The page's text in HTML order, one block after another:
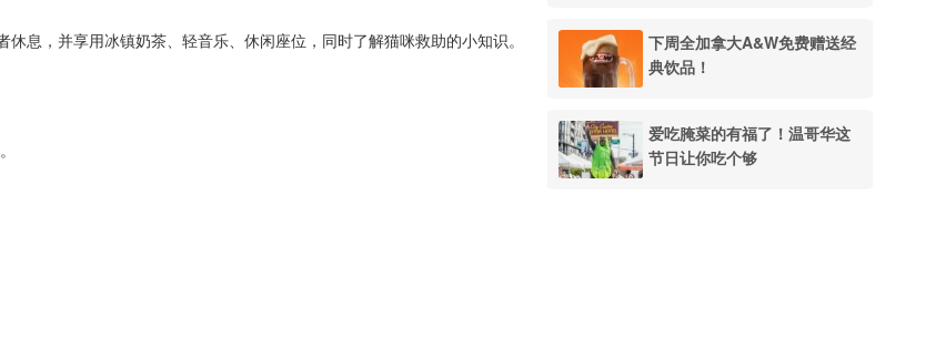
息，并享用冰镇奶茶、轻音乐、休闲座位，同时了解猫咪救助的小知识。
下周全加拿大A&W免费赠送经
典饮品！
爱吃腌菜的有福了！温哥华这
节日让你吃个够